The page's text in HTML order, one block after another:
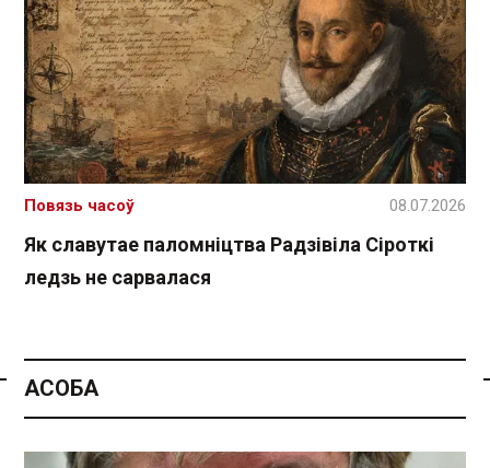
Спасылка без VPN
Як славутае паломніцтва Радзівіла Сіроткі
ледзь не сарвалася
Повязь часоў 08.07.2026
АСОБА